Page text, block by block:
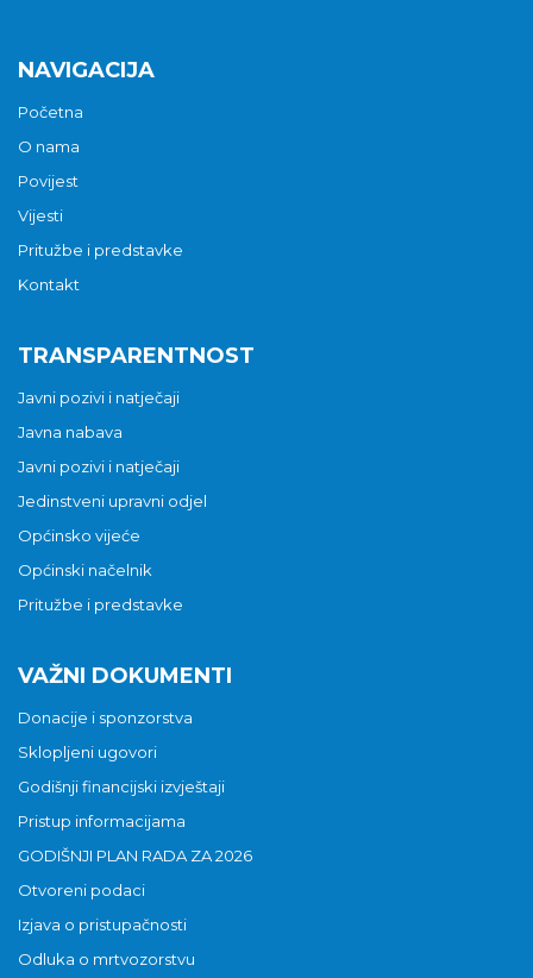
NAVIGACIJA
Početna
O nama
Povijest
Vijesti
Pritužbe i predstavke
Kontakt
TRANSPARENTNOST
Javni pozivi i natječaji
Javna nabava
Javni pozivi i natječaji
Jedinstveni upravni odjel
Općinsko vijeće
Općinski načelnik
Pritužbe i predstavke
VAŽNI DOKUMENTI
Donacije i sponzorstva
Sklopljeni ugovori
Godišnji financijski izvještaji
Pristup informacijama
GODIŠNJI PLAN RADA ZA 2026
Otvoreni podaci
Izjava o pristupačnosti
Odluka o mrtvozorstvu